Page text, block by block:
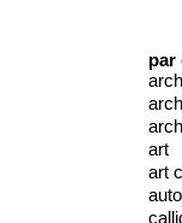
par
art
art